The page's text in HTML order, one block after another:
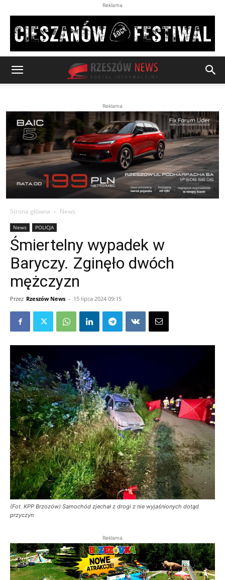
Reklama
Reklama
Strona główna News
News POLICJA
Śmiertelny wypadek w
Baryczy. Zginęło dwóch
mężczyzn
Przez Rzeszów News - 15 lipca 2024 09:15
(Fot. KPP Brzozów) Samochód zjechał z drogi z nie wyjaśnionych dotąd
przyczyn
Reklama